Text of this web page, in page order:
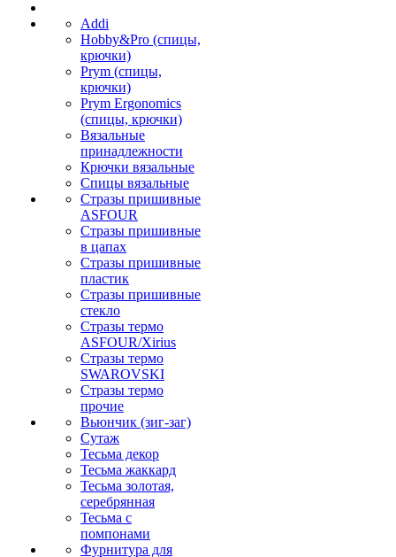
Addi
Hobby&Pro (спицы,
крючки)
Prym (спицы,
крючки)
Prym Ergonomics
(спицы, крючки)
Вязальные
принадлежности
Крючки вязальные
Спицы вязальные
Стразы пришивные
ASFOUR
Стразы пришивные
в цапах
Стразы пришивные
пластик
Стразы пришивные
стекло
Стразы термо
ASFOUR/Xirius
Стразы термо
SWAROVSKI
Стразы термо
прочие
Вьюнчик (зиг-заг)
Сутаж
Тесьма декор
Тесьма жаккард
Тесьма золотая,
серебрянная
Тесьма с
помпонами
Фурнитура для